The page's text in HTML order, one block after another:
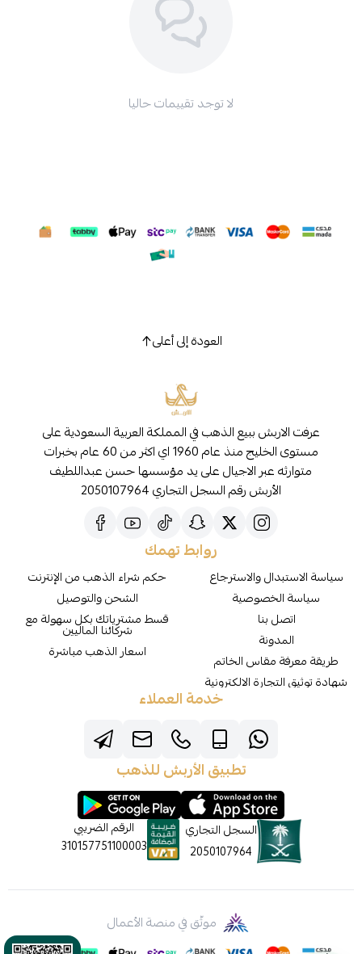
لا توجد تقييمات حاليا
العودة إلى أعلى
عرفت الاربش ببيع الذهب في المملكة العربية السعودية على
مستوى الخليج منذ عام 1960 اي اكثر من 60 عام بخبرات
متوارثه عبر الاجيال على يد مؤسسها حسن عبداللطيف
الأربش رقم السجل التجاري 2050107964
روابط تهمك
سياسة الاستبدال والاسترجاع
سياسة الخصوصية
اتصل بنا
المدونة
طريقة معرفة مقاس الخاتم
شهادة توثيق التجارة الالكترونية
حكم شراء الذهب من الإنترنت
الشحن والتوصيل
قسط مشترياتك بكل سهولة مع
شركائنا الماليين
اسعار الذهب مباشرة
خدمة العملاء
تطبيق الأربش للذهب
السجل التجاري
2050107964
الرقم الضريبي
310157751100003
موثّق في منصة الأعمال